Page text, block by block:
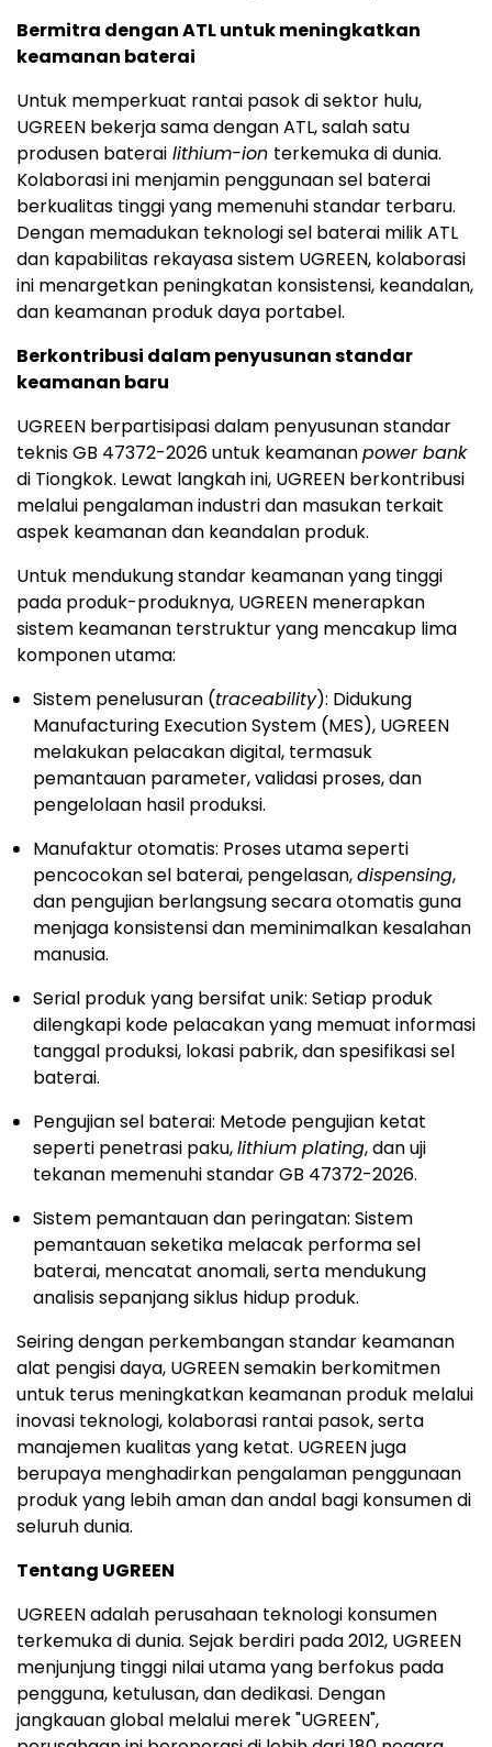
Bermitra dengan ATL untuk meningkatkan
keamanan baterai
Untuk memperkuat rantai pasok di sektor hulu,
UGREEN bekerja sama dengan ATL, salah satu
produsen baterai lithium-ion terkemuka di dunia.
Kolaborasi ini menjamin penggunaan sel baterai
berkualitas tinggi yang memenuhi standar terbaru.
Dengan memadukan teknologi sel baterai milik ATL
dan kapabilitas rekayasa sistem UGREEN, kolaborasi
ini menargetkan peningkatan konsistensi, keandalan,
dan keamanan produk daya portabel.
Berkontribusi dalam penyusunan standar
keamanan baru
UGREEN berpartisipasi dalam penyusunan standar
teknis GB 47372-2026 untuk keamananpower bank
di Tiongkok. Lewat langkah ini, UGREEN berkontribusi
melalui pengalaman industri dan masukan terkait
aspek keamanan dan keandalan produk.
Untuk mendukung standar keamanan yang tinggi
pada produk-produknya, UGREEN menerapkan
sistem keamanan terstruktur yang mencakup lima
komponen utama:
Sistem penelusuran (traceability): Didukung
Manufacturing Execution System (MES), UGREEN
melakukan pelacakan digital, termasuk
pemantauan parameter, validasi proses, dan
pengelolaan hasil produksi.
Manufaktur otomatis: Proses utama seperti
pencocokan sel baterai, pengelasan,dispensing,
dan pengujian berlangsung secara otomatis guna
menjaga konsistensi dan meminimalkan kesalahan
manusia.
Serial produk yang bersifat unik: Setiap produk
dilengkapi kode pelacakan yang memuat informasi
tanggal produksi, lokasi pabrik, dan spesifikasi sel
baterai.
Pengujian sel baterai: Metode pengujian ketat
seperti penetrasi paku,lithium plating, dan uji
tekanan memenuhi standar GB 47372-2026.
Sistem pemantauan dan peringatan: Sistem
pemantauan seketika melacak performa sel
baterai, mencatat anomali, serta mendukung
analisis sepanjang siklus hidup produk.
Seiring dengan perkembangan standar keamanan
alat pengisi daya, UGREEN semakin berkomitmen
untuk terus meningkatkan keamanan produk melalui
inovasi teknologi, kolaborasi rantai pasok, serta
manajemen kualitas yang ketat. UGREEN juga
berupaya menghadirkan pengalaman penggunaan
produk yang lebih aman dan andal bagi konsumen di
seluruh dunia.
Tentang UGREEN
UGREEN adalah perusahaan teknologi konsumen
terkemuka di dunia. Sejak berdiri pada 2012, UGREEN
menjunjung tinggi nilai utama yang berfokus pada
pengguna, ketulusan, dan dedikasi. Dengan
jangkauan global melalui merek "UGREEN",